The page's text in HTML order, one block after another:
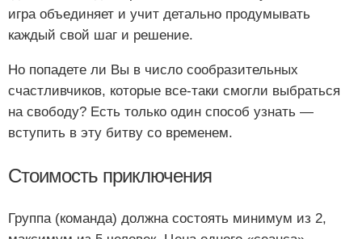
игра объединяет и учит детально продумывать
каждый свой шаг и решение.
Но попадете ли Вы в число сообразительных
счастливчиков, которые все-таки смогли выбраться
на свободу? Есть только один способ узнать —
вступить в эту битву со временем.
Стоимость приключения
Группа (команда) должна состоять минимум из 2,